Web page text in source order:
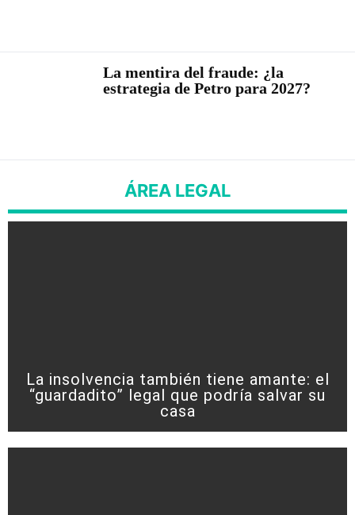
La mentira del fraude: ¿la
estrategia de Petro para 2027?
ÁREA LEGAL
La insolvencia también tiene amante: el
“guardadito” legal que podría salvar su
casa